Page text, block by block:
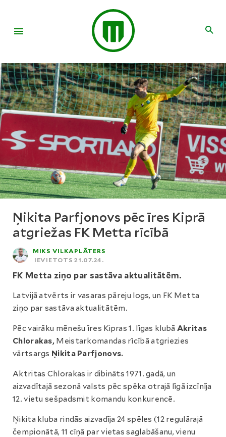
Ņikita Parfjonovs pēc īres Kiprā
atgriežas FK Metta rīcībā
MIKS VILKAPLĀTERS
IEVIETOTS 21.07.24.
FK Metta ziņo par sastāva aktualitātēm.
Latvijā atvērts ir vasaras pāreju logs, un FK Metta
ziņo par sastāva aktualitātēm.
Pēc vairāku mēnešu īres Kipras 1. līgas klubā Akritas
Chlorakas, Meistarkomandas rīcībā atgriezies
vārtsargs Ņikita Parfjonovs.
Aktritas Chlorakas ir dibināts 1971. gadā, un
aizvadītajā sezonā valsts pēc spēka otrajā līgā izcīnīja
12. vietu sešpadsmit komandu konkurencē.
Ņikita kluba rindās aizvadīja 24 spēles (12 regulārajā
čempionātā, 11 cīņā par vietas saglabāšanu, vienu